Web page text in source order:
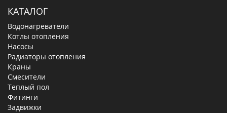
КАТАЛОГ
Водонагреватели
Котлы отопления
Насосы
Радиаторы отопления
Краны
Смесители
Теплый пол
Фитинги
Задвижки